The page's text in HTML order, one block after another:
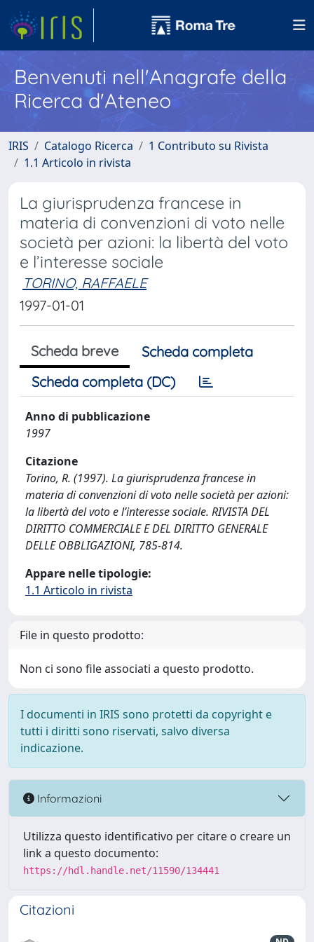
Benvenuti nell'Anagrafe della
Ricerca d'Ateneo
IRIS Catalogo Ricerca
1 Contributo su Rivista
1.1 Articolo in rivista
La giurisprudenza francese in
materia di convenzioni di voto nelle
società per azioni: la libertà del voto
e l’interesse sociale
TORINO, RAFFAELE
1997-01-01
Scheda breve
Scheda completa
Scheda completa (DC)
Anno di pubblicazione
1997
Citazione
Torino, R. (1997). La giurisprudenza francese in
materia di convenzioni di voto nelle società per azioni:
la libertà del voto e l’interesse sociale. RIVISTA DEL
DIRITTO COMMERCIALE E DEL DIRITTO GENERALE
DELLE OBBLIGAZIONI, 785-814.
Appare nelle tipologie:
1.1 Articolo in rivista
File in questo prodotto:
Non ci sono file associati a questo prodotto.
I documenti in IRIS sono protetti da copyright e
tutti i diritti sono riservati, salvo diversa
indicazione.
Informazioni
Utilizza questo identificativo per citare o creare un
link a questo documento:
https://hdl.handle.net/11590/134441
Citazioni